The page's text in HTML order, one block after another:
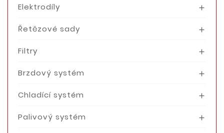
Elektrodíly 
Řetězové sady 
Filtry 
Brzdový systém 
Chladící systém 
Palivový systém 